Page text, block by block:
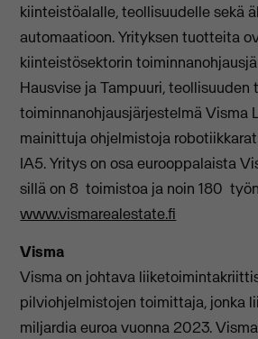
kiinteistöalalle, teollisuudelle sekä
automaatioon. Yrityksen tuotteita
kiinteistösektorin
Hausvise ja Tampuuri,
toiminnanohjausjärjestelmä Visma
mainittuja ohjelmistoja
IA5. Yritys on osa eurooppalaista
sillä on 8 toimistoa ja noin 180
www.vismarealestate.fi
Visma
Visma on johtava
pilviohjelmistojen toimittaja, jonka
miljardia euroa vuonna 2023.